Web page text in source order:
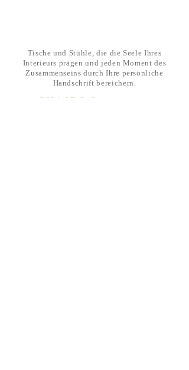
Tische und Stühle, die die Seele Ihres
Interieurs prägen und jeden Moment des
Zusammenseins durch Ihre persönliche
Handschrift bereichern.
CHAIRS &